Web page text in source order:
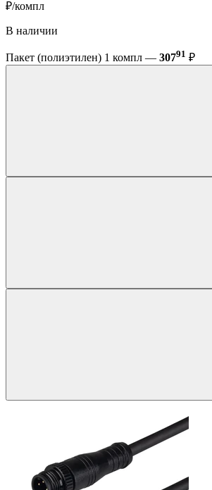
₽/компл
В наличии
Пакет (полиэтилен) 1 компл — 30791 ₽